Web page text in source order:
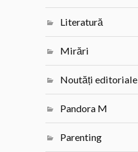
Literatură
Mirări
Noutăți editoriale
Pandora M
Parenting